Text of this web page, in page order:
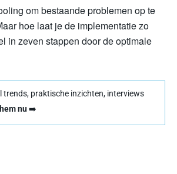
om bestaande problemen op te
hoe laat je de implementatie zo
in zeven stappen door de optimale
trends, praktische inzichten, interviews
nu➡️